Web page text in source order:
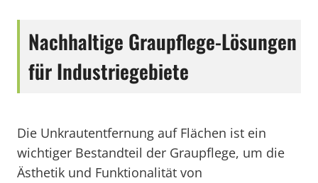
Nachhaltige Graupflege-Lösungen
für Industriegebiete
Die Unkrautentfernung auf Flächen ist ein
wichtiger Bestandteil der Graupflege, um die
Ästhetik und Funktionalität von